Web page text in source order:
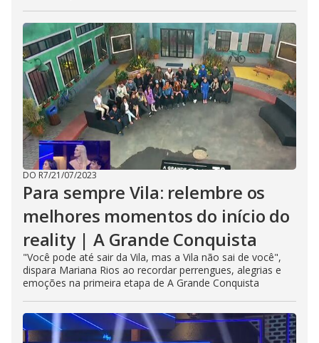
DO R7/21/07/2023
Para sempre Vila: relembre os
melhores momentos do início do
reality | A Grande Conquista
"Você pode até sair da Vila, mas a Vila não sai de você",
dispara Mariana Rios ao recordar perrengues, alegrias e
emoções na primeira etapa de A Grande Conquista